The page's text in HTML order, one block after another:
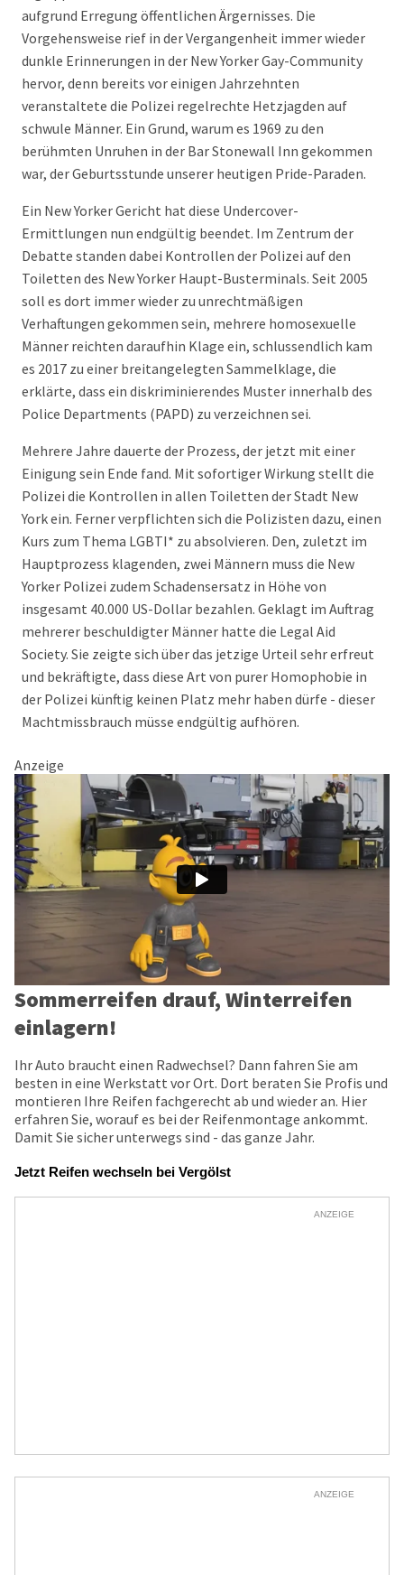
aufgrund Erregung öffentlichen Ärgernisses. Die
Vorgehensweise rief in der Vergangenheit immer wieder
dunkle Erinnerungen in der New Yorker Gay-Community
hervor, denn bereits vor einigen Jahrzehnten
veranstaltete die Polizei regelrechte Hetzjagden auf
schwule Männer. Ein Grund, warum es 1969 zu den
berühmten Unruhen in der Bar Stonewall Inn gekommen
war, der Geburtsstunde unserer heutigen Pride-Paraden.
Ein New Yorker Gericht hat diese Undercover-
Ermittlungen nun endgültig beendet. Im Zentrum der
Debatte standen dabei Kontrollen der Polizei auf den
Toiletten des New Yorker Haupt-Busterminals. Seit 2005
soll es dort immer wieder zu unrechtmäßigen
Verhaftungen gekommen sein, mehrere homosexuelle
Männer reichten daraufhin Klage ein, schlussendlich kam
es 2017 zu einer breitangelegten Sammelklage, die
erklärte, dass ein diskriminierendes Muster innerhalb des
Police Departments (PAPD) zu verzeichnen sei.
Mehrere Jahre dauerte der Prozess, der jetzt mit einer
Einigung sein Ende fand. Mit sofortiger Wirkung stellt die
Polizei die Kontrollen in allen Toiletten der Stadt New
York ein. Ferner verpflichten sich die Polizisten dazu, einen
Kurs zum Thema LGBTI* zu absolvieren. Den, zuletzt im
Hauptprozess klagenden, zwei Männern muss die New
Yorker Polizei zudem Schadensersatz in Höhe von
insgesamt 40.000 US-Dollar bezahlen. Geklagt im Auftrag
mehrerer beschuldigter Männer hatte die Legal Aid
Society. Sie zeigte sich über das jetzige Urteil sehr erfreut
und bekräftigte, dass diese Art von purer Homophobie in
der Polizei künftig keinen Platz mehr haben dürfe - dieser
Machtmissbrauch müsse endgültig aufhören.
Anzeige
Sommerreifen drauf, Winterreifen
einlagern!
Ihr Auto braucht einen Radwechsel? Dann fahren Sie am
besten in eine Werkstatt vor Ort. Dort beraten Sie Profis und
montieren Ihre Reifen fachgerecht ab und wieder an. Hier
erfahren Sie, worauf es bei der Reifenmontage ankommt.
Damit Sie sicher unterwegs sind - das ganze Jahr.
Jetzt Reifen wechseln bei Vergölst
ANZEIGE
ANZEIGE